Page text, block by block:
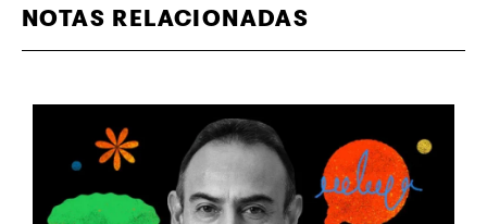
NOTAS RELACIONADAS